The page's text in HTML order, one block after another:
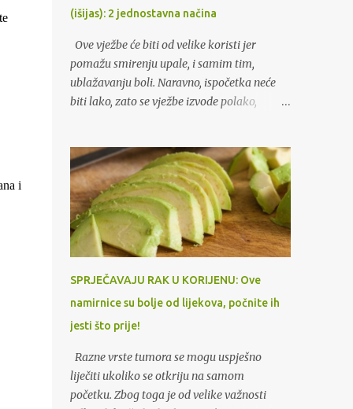
i
(išijas): 2 jednostavna načina
Ove vježbe će biti od velike koristi jer
pomažu smirenju upale, i samim tim,
ublažavanju boli. Naravno, ispočetka neće
biti lako, zato se vježbe izvode polako,
dolazi do bola koji se pruža niz nogu. Ovo
stanje je poznato kao išijas, piše “Uspešna
žena“. (Tekst se nastavlja ispod)
Tradicionalno liječenje išijasa se najprije
provodi uporabom odgovarajućih lijekova
koje preporučuje liječnik. Ali, bolje je ne
ograničavati se samo na korištenje lijekova
jednostavne vježbe za istezanje mišića, u
kratkom vremenu ćete zaboraviti na bol.
biti od velike koristi jer pomažu smirenju
upale, i samim tim, ublažavanju boli.
Naravno, ispočetka neće biti lako, zato se
SPRJEČAVAJU RAK U KORIJENU: Ove
namirnice su bolje od lijekova, počnite ih
jesti što prije!
Razne vrste tumora se mogu uspješno
liječiti ukoliko se otkriju na samom
početku. Zbog toga je od velike važnosti